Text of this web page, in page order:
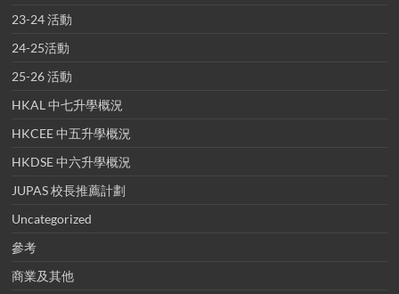
23-24 活動
24-25活動
25-26 活動
HKAL 中七升學概況
HKCEE 中五升學概況
HKDSE 中六升學概況
JUPAS 校長推薦計劃
Uncategorized
參考
商業及其他